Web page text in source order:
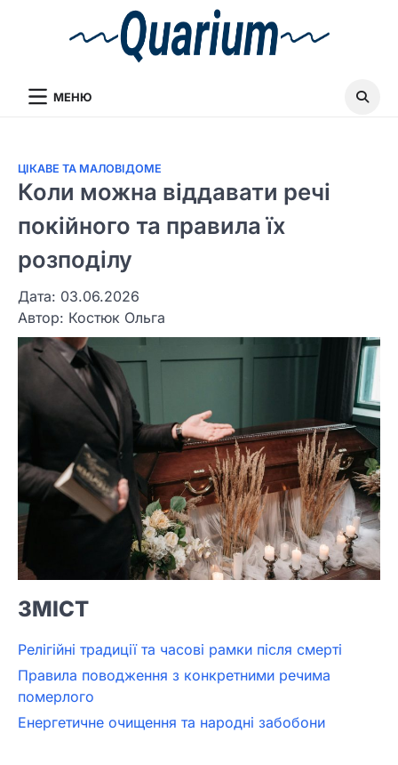
МЕНЮ
ЦІКАВЕ ТА МАЛОВІДОМЕ
Коли можна віддавати речі
покійного та правила їх
розподілу
Дата: 03.06.2026
Автор: Костюк Ольга
ЗМІСТ
Релігійні традиції та часові рамки після смерті
Правила поводження з конкретними речима
померлого
Енергетичне очищення та народні забобони